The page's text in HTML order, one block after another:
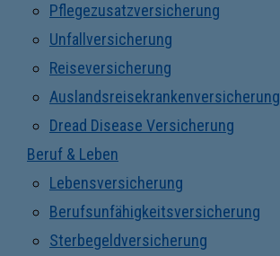
Pflegezusatzversicherung
Unfallversicherung
Reiseversicherung
Auslandsreisekrankenversicherung
Dread Disease Versicherung
Beruf & Leben
Lebensversicherung
Berufsunfähigkeitsversicherung
Sterbegeldversicherung